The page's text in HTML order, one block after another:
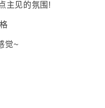
主见的氛围!
觉~